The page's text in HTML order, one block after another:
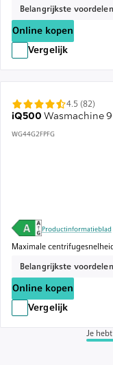
Belangrijkste voordelen
Online kopen
Vergelijk
iQ500 Wasmachine
WG44G2FPFG
4.5 (82)
Productinformatieblad
Maximale centrifugesnelheid
Belangrijkste voordelen
Online kopen
Vergelijk
Je